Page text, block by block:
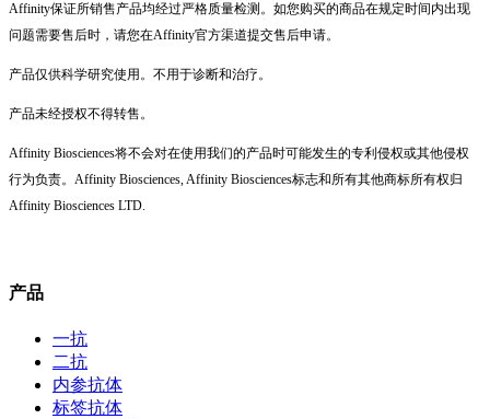
Affinity保证所销售产品均经过严格质量检测。如您购买的商品在规定时间内出现
问题需要售后时，请您在Affinity官方渠道提交售后申请。
产品仅供科学研究使用。不用于诊断和治疗。
产品未经授权不得转售。
Affinity Biosciences将不会对在使用我们的产品时可能发生的专利侵权或其他侵权
行为负责。Affinity Biosciences, Affinity Biosciences标志和所有其他商标所有权归
Affinity Biosciences LTD.
产品
一抗
二抗
内参抗体
标签抗体